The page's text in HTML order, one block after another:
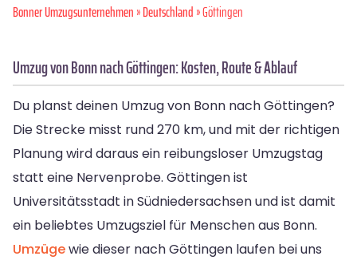
Bonner Umzugsunternehmen»Deutschland» Göttingen
Umzug von Bonn nach Göttingen: Kosten, Route & Ablauf
Du planst deinen Umzug von Bonn nach Göttingen?
Die Strecke misst rund 270 km, und mit der richtigen
Planung wird daraus ein reibungsloser Umzugstag
statt eine Nervenprobe. Göttingen ist
Universitätsstadt in Südniedersachsen und ist damit
ein beliebtes Umzugsziel für Menschen aus Bonn.
Umzügewie dieser nach Göttingen laufen bei uns